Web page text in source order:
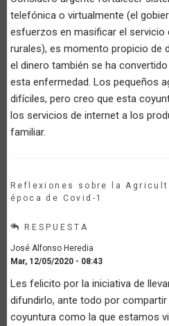
telefónica o virtualmente (el
esfuerzos en masificar el servicio
rurales), es momento propicio de
el dinero también se ha
esta enfermedad. Los pequeños
difíciles, pero creo que esta
los servicios de internet a los
familiar.
Reflexiones sobre la
época de Covid-1
RESPUESTA
José Alfonso Heredia
Mar, 12/05/2020 - 08:43
Les felicito por la iniciativa de
difundirlo, ante todo por
coyuntura como la que estamos